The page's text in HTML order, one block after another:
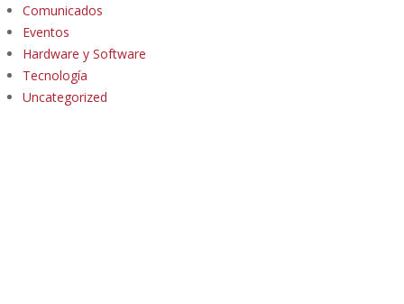
Comunicados
Eventos
Hardware y Software
Tecnología
Uncategorized